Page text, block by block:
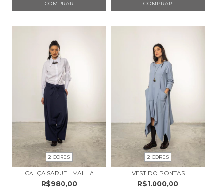
COMPRAR COMPRAR
2 CORES
CALÇA SARUEL MALHA
R$980,00
2 CORES
VESTIDO PONTAS
R$1.000,00